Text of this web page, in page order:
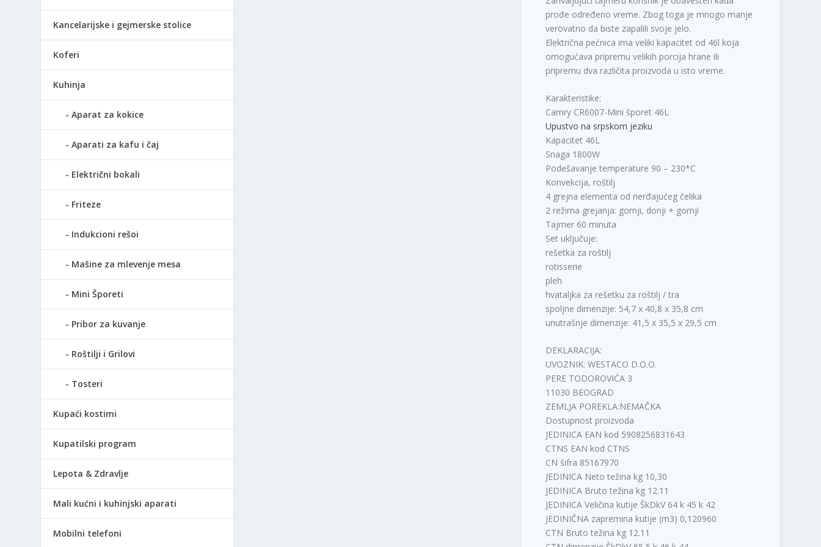
prođe određeno vreme. Zbog toga je mnogo manje
verovatno da biste zapalili svoje jelo.
Električna pećnica ima veliki kapacitet od 46l koja
omogućava pripremu velikih porcija hrane ili
pripremu dva različita proizvoda u isto vreme.
Karakteristike:
Camry CR6007-Mini šporet 46L
Upustvo na srpskom jeziku
Kapacitet 46L
Snaga 1800W
Podešavanje temperature 90 – 230*C
Konvekcija, roštilj
4 grejna elementa od nerđajućeg čelika
2 režima grejanja: gornji, donji + gornji
Tajmer 60 minuta
Set uključuje:
rešetka za roštilj
rotisserie
pleh
hvataljka za rešetku za roštilj / tra
spoljne dimenzije: 54,7 x 40,8 x 35,8 cm
unutrašnje dimenzije: 41,5 x 35,5 x 29,5 cm
DEKLARACIJA:
UVOZNIK: WESTACO D.O.O.
PERE TODOROVIĆA 3
11030 BEOGRAD
ZEMLJA POREKLA:NEMAČKA
Dostupnost proizvoda
JEDINICA EAN kod 5908256831643
CTNS EAN kod CTNS
CN šifra 85167970
JEDINICA Neto težina kg 10,30
JEDINICA Bruto težina kg 12.11
JEDINICA Veličina kutije ŠkDkV 64 k 45 k 42
JEDINIČNA zapremina kutije (m3) 0,120960
CTN Bruto težina kg 12.11
Kancelarijske i gejmerske stolice
Koferi
Kuhinja
Aparat za kokice
Aparati za kafu i čaj
Električni bokali
Friteze
Indukcioni rešoi
Mašine za mlevenje mesa
Mini Šporeti
Pribor za kuvanje
Roštilji i Grilovi
Tosteri
Kupaći kostimi
Kupatilski program
Lepota & Zdravlje
Mali kućni i kuhinjski aparati
Mobilni telefoni